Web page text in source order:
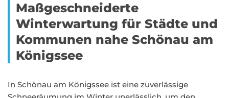
Maßgeschneiderte
Winterwartung für Städte und
Kommunen nahe Schönau am
Königssee
In Schönau am Königssee ist eine zuverlässige